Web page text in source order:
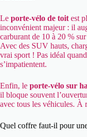
Le porte-vélo de toit est
inconvénient majeur : il
carburant de 10 à 20 %
Avec des SUV hauts,
vrai sport ! Pas idéal
s’impatientent.
Enfin, le porte-vélo sur
il bloque souvent
avec tous les véhicules. À
Quel coffre faut-il pour